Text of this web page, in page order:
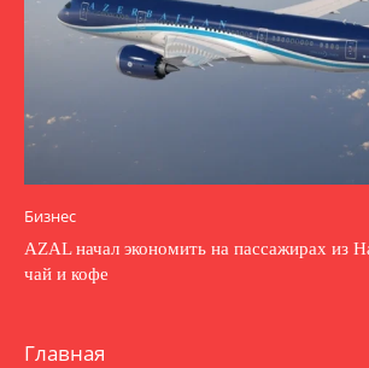
Бизнес
AZAL начал экономить на пассажирах из
чай и кофе
Главная